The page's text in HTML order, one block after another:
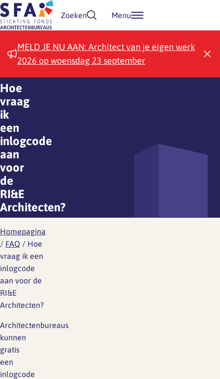
Doorgaan naar inhoud
Zoeken Menu
MELD JE NU AAN: Architect van je eigen werk
2026 op woensdag 23 september
Hoe
vraag
ik
een
inlogcode
aan
voor
de
RI&E
Architecten?
Homepagina
/ FAQ / Hoe
vraag ik een
inlogcode
aan voor de
RI&E
Architecten?
Architectenbureaus
kunnen
gratis
een
inlogcode